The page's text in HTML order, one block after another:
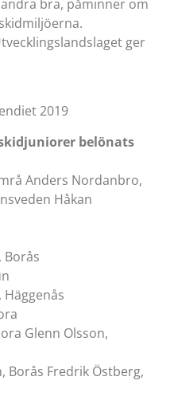
bra, påminner om
ger
2019
belönats
Anders Nordanbro,
Håkan
Borås
Glenn Olsson,
Borås Fredrik Östberg,